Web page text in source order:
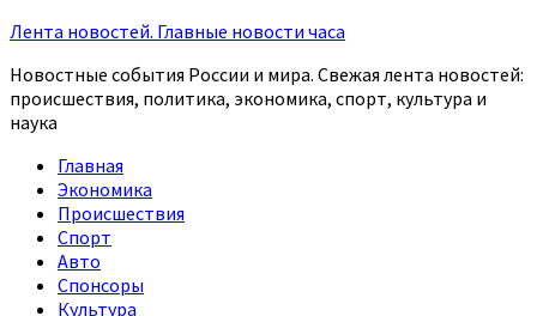
Лента новостей. Главные новости часа
Новостные события России и мира. Свежая лента новостей:
происшествия, политика, экономика, спорт, культура и
наука
Главная
Экономика
Происшествия
Спорт
Авто
Спонсоры
Культура